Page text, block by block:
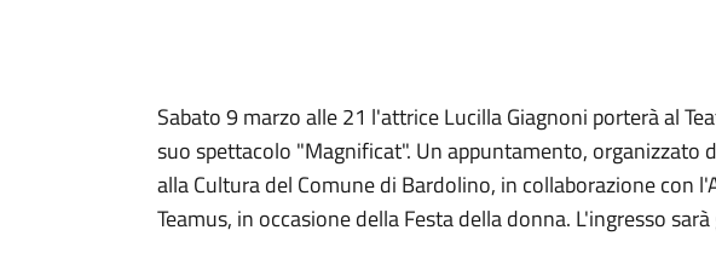
Sabato 9 marzo alle 21 l'attrice Lucilla Giagnoni porterà al
suo spettacolo "Magnificat". Un appuntamento, organizzato
alla Cultura del Comune di Bardolino, in collaborazione con
Teamus, in occasione della Festa della donna. L'ingresso